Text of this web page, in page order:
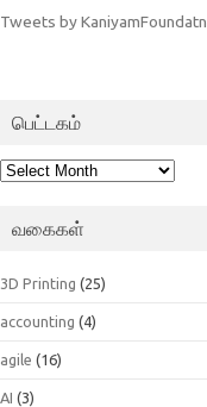
Tweets by KaniyamFoundatn
பெட்டகம்
பெட்டகம்
வகைகள்
3D Printing (25)
accounting (4)
agile (16)
AI (3)